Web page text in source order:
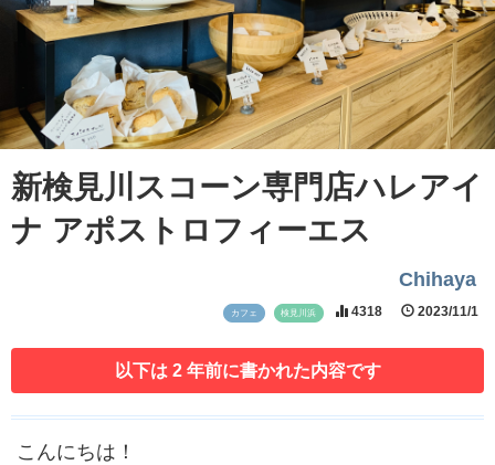
新検見川スコーン専門店ハレアイ
ナ アポストロフィーエス
Chihaya
カフェ 検見川浜 4318 2023/11/1
以下は 2 年前に書かれた内容です
こんにちは！